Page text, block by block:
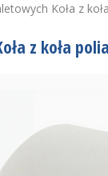
Koła z
z koła